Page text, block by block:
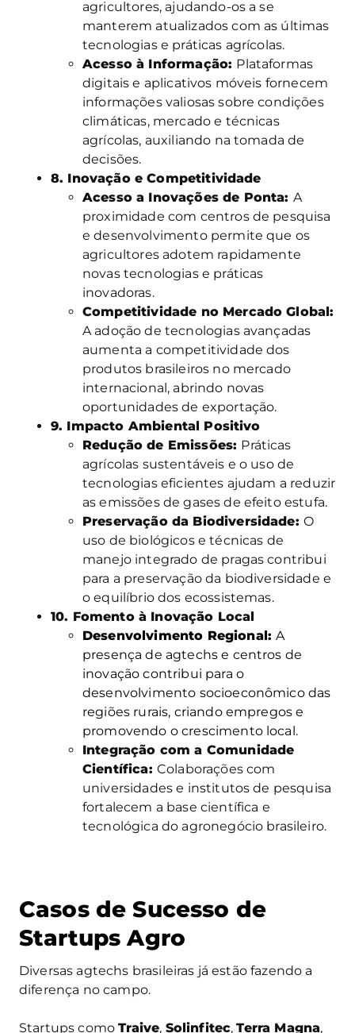
agricultores, ajudando-os a se
manterem atualizados com as últimas
tecnologias e práticas agrícolas.
Acesso à Informação: Plataformas
digitais e aplicativos móveis fornecem
informações valiosas sobre condições
climáticas, mercado e técnicas
agrícolas, auxiliando na tomada de
decisões.
8. Inovação e Competitividade
Acesso a Inovações de Ponta: A
proximidade com centros de pesquisa
e desenvolvimento permite que os
agricultores adotem rapidamente
novas tecnologias e práticas
inovadoras.
Competitividade no Mercado Global:
A adoção de tecnologias avançadas
aumenta a competitividade dos
produtos brasileiros no mercado
internacional, abrindo novas
oportunidades de exportação.
9. Impacto Ambiental Positivo
Redução de Emissões: Práticas
agrícolas sustentáveis e o uso de
tecnologias eficientes ajudam a reduzir
as emissões de gases de efeito estufa.
Preservação da Biodiversidade: O
uso de biológicos e técnicas de
manejo integrado de pragas contribui
para a preservação da biodiversidade e
o equilíbrio dos ecossistemas.
10. Fomento à Inovação Local
Desenvolvimento Regional:A
presença de agtechs e centros de
inovação contribui para o
desenvolvimento socioeconômico das
regiões rurais, criando empregos e
promovendo o crescimento local.
Integração com a Comunidade
Científica: Colaborações com
universidades e institutos de pesquisa
fortalecem a base científica e
tecnológica do agronegócio brasileiro.
Casos de Sucesso de
Startups Agro
Diversas agtechs brasileiras já estão fazendo a
diferença no campo.
Startups comoTraive, Solinfitec,Terra Magna,